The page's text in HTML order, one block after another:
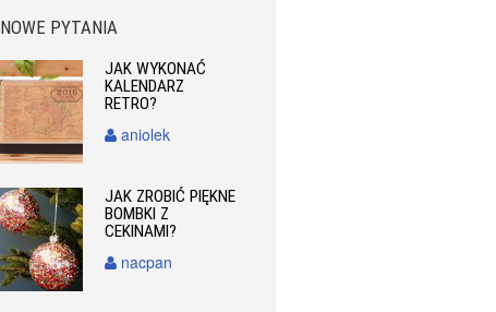
NOWE PYTANIA
JAK WYKONAĆ
KALENDARZ
RETRO?
aniolek
JAK ZROBIĆ PIĘKNE
BOMBKI Z
CEKINAMI?
nacpan